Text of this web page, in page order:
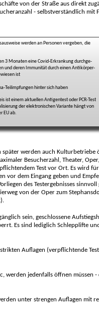
von der Straße aus direkt
- selbst­ver­ständlich mit
werden an Per­sonen ver­geben, die
3 Monaten eine Covid-Er­krankung durch­ge­
und deren Immuni­tät durch einen Anti­körper­
ist
Teil­impfun­gen hin­ter sich haben
ist einem ak­tuel­len Anti­gen­test oder PCR-Test
der elek­tronischen Vari­ante hängt von
EU ab.
später werden auch Kultur­betriebe
Besucher­zahl, Theater,
Test vor Ort. Es wird
vor dem Eingang geben und
des Tester­gebnis­ses sinnvoll
von der Oper zum
sein, geschlossene
Es sind lediglich Schlepp­lifte
Auf­lagen (verpflich­tende
werden jeden­falls öffnen müssen
unter strengen Auf­lagen mit